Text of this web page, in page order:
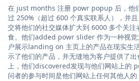
在 just months 注册 powr popup 后，他
过 250%（超过 600 个真实联系人），并
交将他们的社交媒体扩大到 6000 多个关注
食。他们added powr slider 作为一种视觉
户展示landing on 主页上的产品在现实生
示了他们的产品，并无缝地为客户提供了
上，他们discovered发现与他们网站上的
问者的参与时间是他们网站上任何其他人的